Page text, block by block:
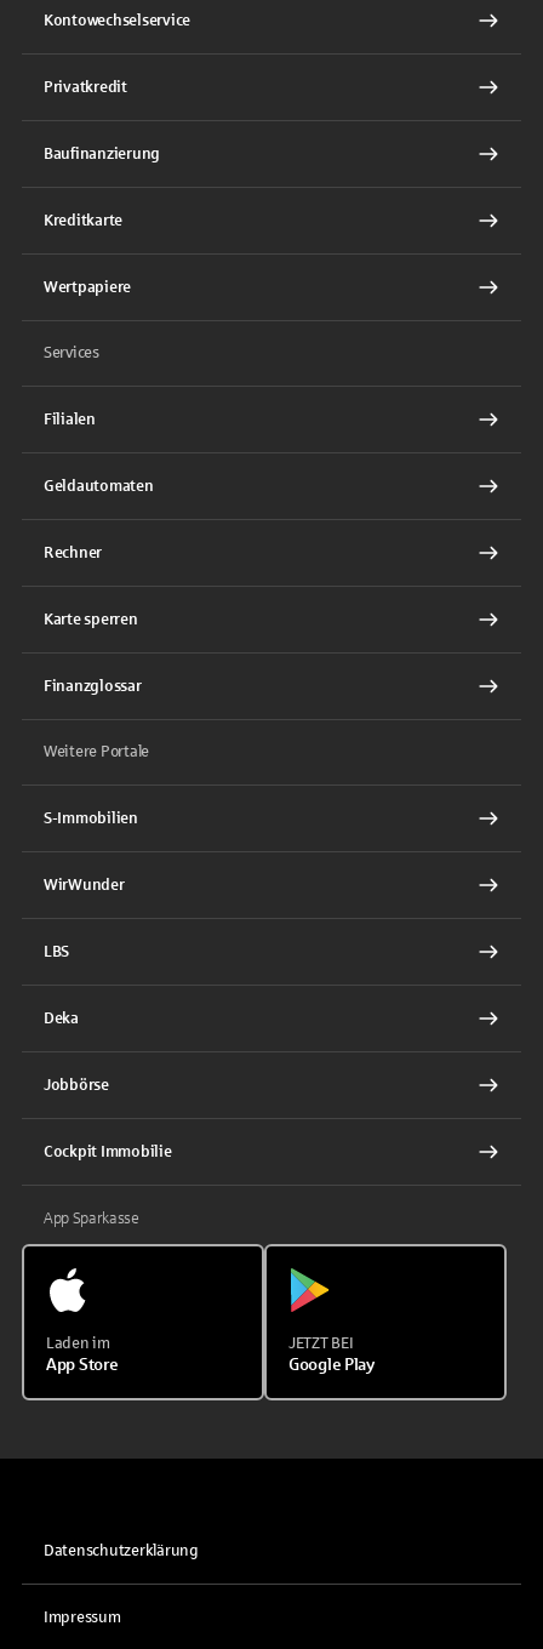
Kontowechselservice
Privatkredit
Baufinanzierung
Kreditkarte
Wertpapiere
Services
Filialen
Geldautomaten
Rechner
Karte sperren
Finanzglossar
Weitere Portale
S-Immobilien
WirWunder
LBS
Deka
Jobbörse
Cockpit Immobilie
App Sparkasse
Laden im
App Store
JETZT BEI
Google Play
Datenschutzerklärung
Impressum